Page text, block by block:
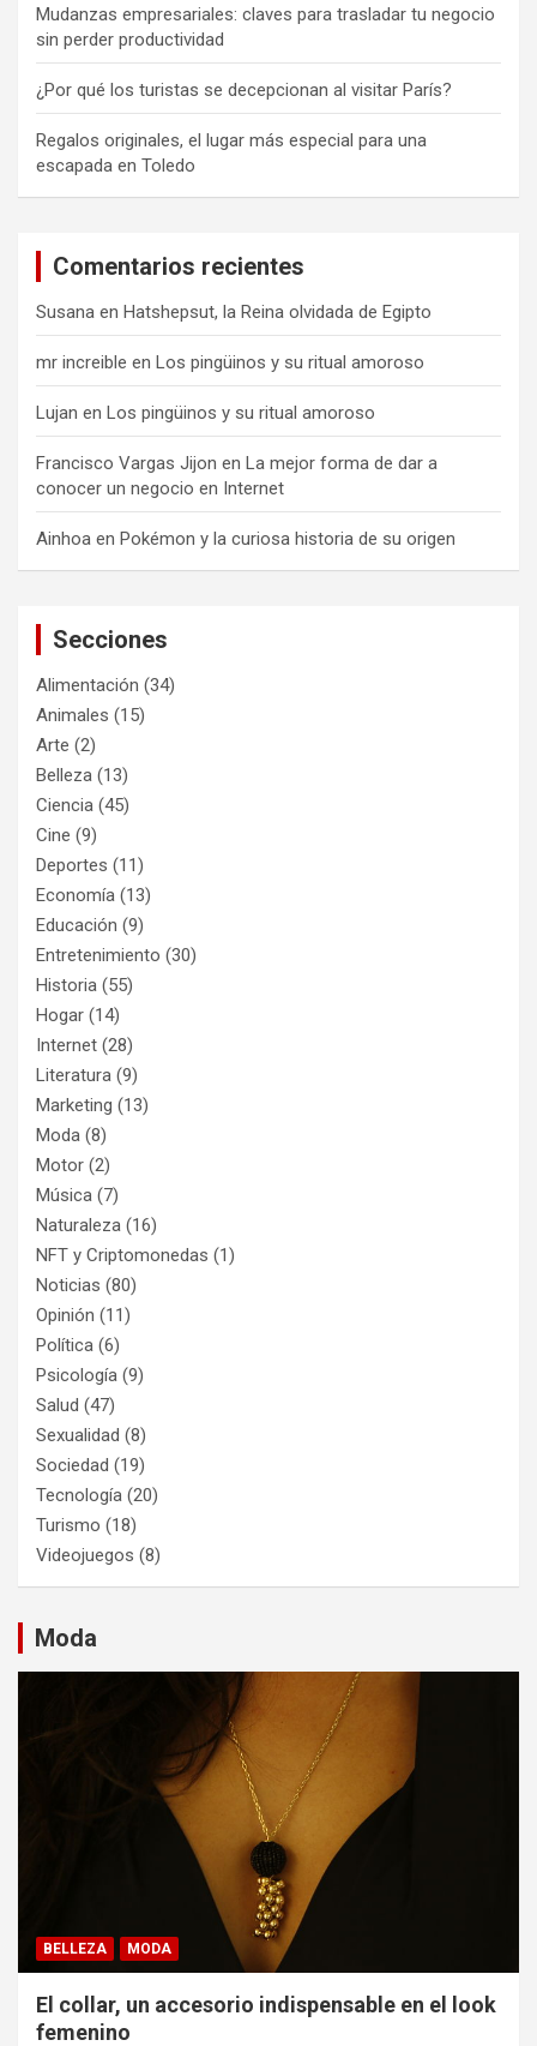
Mudanzas empresariales: claves para trasladar tu negocio
sin perder productividad
¿Por qué los turistas se decepcionan al visitar París?
Regalos originales, el lugar más especial para una
escapada en Toledo
Comentarios recientes
Susana en Hatshepsut, la Reina olvidada de Egipto
mr increible en Los pingüinos y su ritual amoroso
Lujan en Los pingüinos y su ritual amoroso
Francisco Vargas Jijon en La mejor forma de dar a
conocer un negocio en Internet
Ainhoa en Pokémon y la curiosa historia de su origen
Secciones
Alimentación (34)
Animales (15)
Arte (2)
Belleza (13)
Ciencia (45)
Cine (9)
Deportes (11)
Economía (13)
Educación (9)
Entretenimiento (30)
Historia (55)
Hogar (14)
Internet (28)
Literatura (9)
Marketing (13)
Moda (8)
Motor (2)
Música (7)
Naturaleza (16)
NFT y Criptomonedas (1)
Noticias (80)
Opinión (11)
Política (6)
Psicología (9)
Salud (47)
Sexualidad (8)
Sociedad (19)
Tecnología (20)
Turismo (18)
Videojuegos (8)
Moda
BELLEZA MODA
El collar, un accesorio indispensable en el look
femenino